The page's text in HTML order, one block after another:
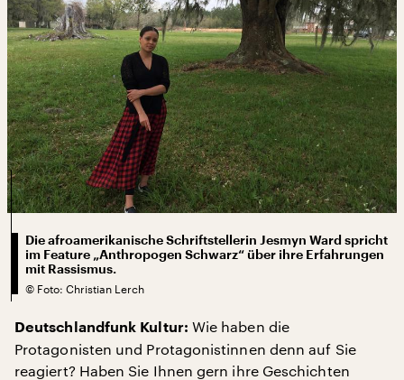
Die afroamerikanische Schriftstellerin Jesmyn Ward spricht
im Feature „Anthropogen Schwarz“ über ihre Erfahrungen
mit Rassismus.
© Foto: Christian Lerch
Deutschlandfunk Kultur: Wie haben die
Protagonisten und Protagonistinnen denn auf Sie
reagiert? Haben Sie Ihnen gern ihre Geschichten